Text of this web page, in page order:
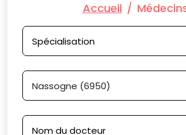
Accueil